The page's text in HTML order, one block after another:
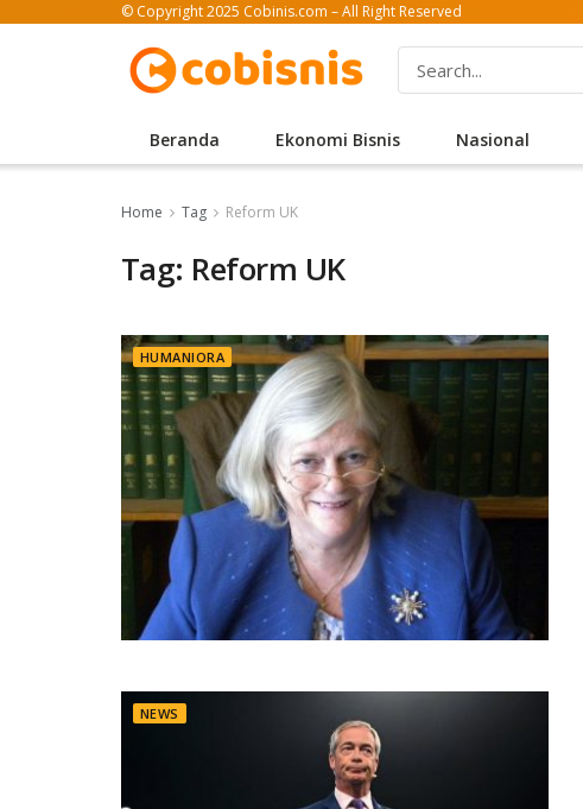
© Copyright 2025 Cobinis.com – All Right Reserved
Beranda Ekonomi Bisnis Nasional
Home Tag Reform UK
Tag: Reform UK
HUMANIORA
NEWS